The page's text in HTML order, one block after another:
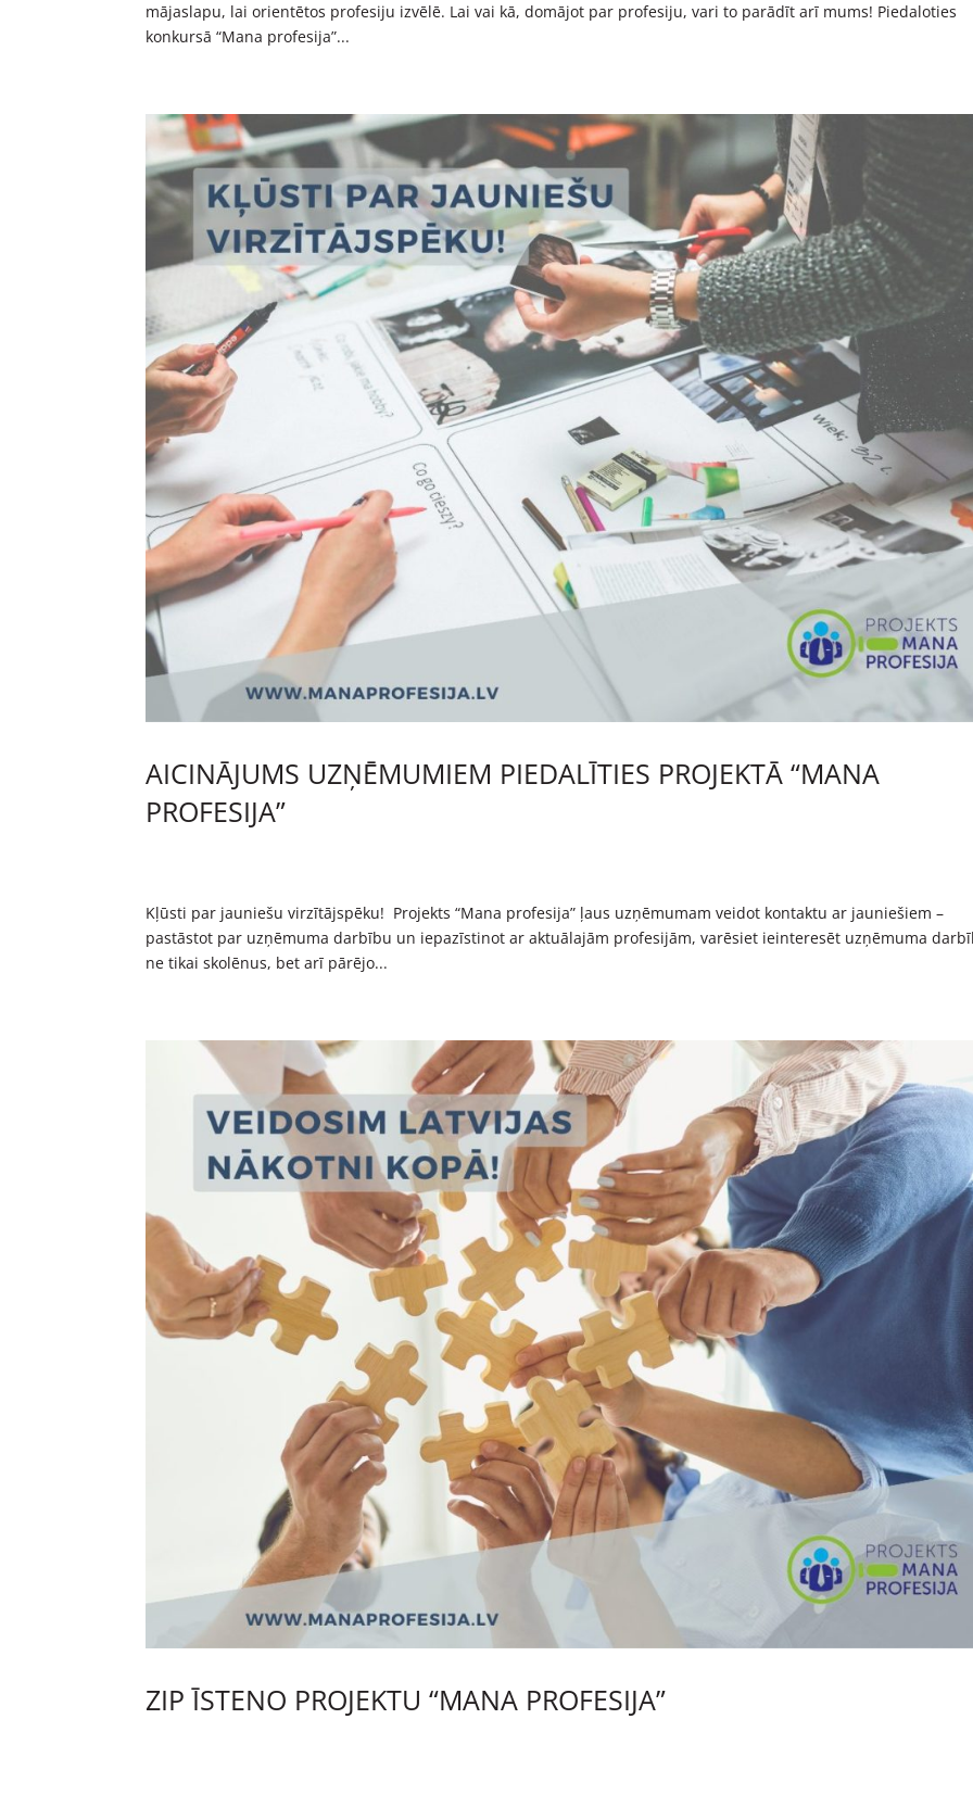
mājaslapu, lai orientētos profesiju izvēlē. Lai vai kā, domājot par profesiju, vari to parādīt arī mums! Piedaloties
konkursā “Mana profesija”...
AICINĀJUMS UZŅĒMUMIEM PIEDALĪTIES PROJEKTĀ “MANA
PROFESIJA”
Kļūsti par jauniešu virzītājspēku! Projekts “Mana profesija” ļaus uzņēmumam veidot kontaktu ar jauniešiem –
pastāstot par uzņēmuma darbību un iepazīstinot ar aktuālajām profesijām, varēsiet ieinteresēt uzņēmuma
ne tikai skolēnus, bet arī pārējo...
ZIP ĪSTENO PROJEKTU “MANA PROFESIJA”